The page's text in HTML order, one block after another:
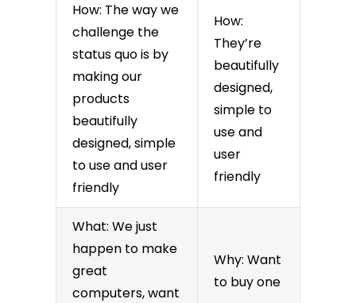
How: The way we
challenge the
status quo is by
making our
products
beautifully
designed, simple
to use and user
friendly
How:
They’re
beautifully
designed,
simple to
use and
user
friendly
What: We just
happen to make
great
computers, want
Why: Want
to buy one